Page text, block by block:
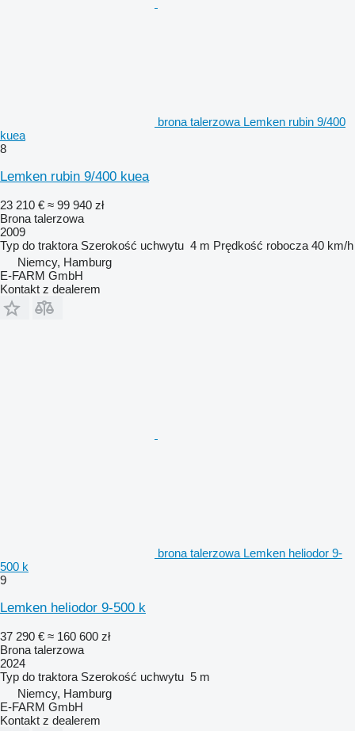
brona talerzowa Lemken rubin 9/400
kuea
8
Lemken rubin 9/400 kuea
23 210 € ≈ 99 940 zł
Brona talerzowa
2009
Typ do traktora Szerokość uchwytu 4 m Prędkość robocza 40 km/h
Niemcy, Hamburg
E-FARM GmbH
Kontakt z dealerem
brona talerzowa Lemken heliodor 9-
500 k
9
Lemken heliodor 9-500 k
37 290 € ≈ 160 600 zł
Brona talerzowa
2024
Typ do traktora Szerokość uchwytu 5 m
Niemcy, Hamburg
E-FARM GmbH
Kontakt z dealerem